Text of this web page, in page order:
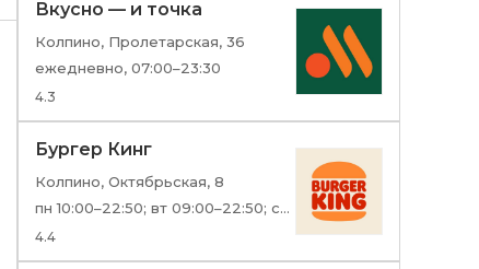
Вкусно — и точка
Колпино, Пролетарская, 36
ежедневно, 07:00–23:30
4.3
Бургер Кинг
Колпино, Октябрьская, 8
пн 10:00–22:50; вт 09:00–22:50; ср 10:00–22:50; чт,пт 09:00–22:50; сб 10:00–22:50; вс 09:00–22:50
4.4